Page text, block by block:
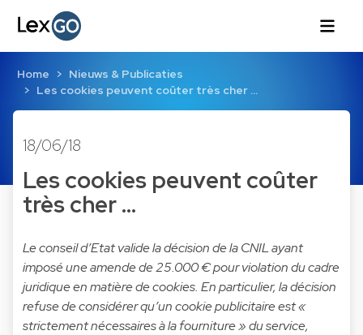
Home
Nieuws & Publicaties
Les cookies peuvent coûter très cher ...
18/06/18
Les cookies peuvent coûter
très cher ...
Le conseil d’Etat valide la décision de la CNIL ayant
imposé une amende de 25.000 € pour violation du cadre
juridique en matière de cookies. En particulier, la décision
refuse de considérer qu’un cookie publicitaire est «
strictement nécessaires à la fourniture » du service,